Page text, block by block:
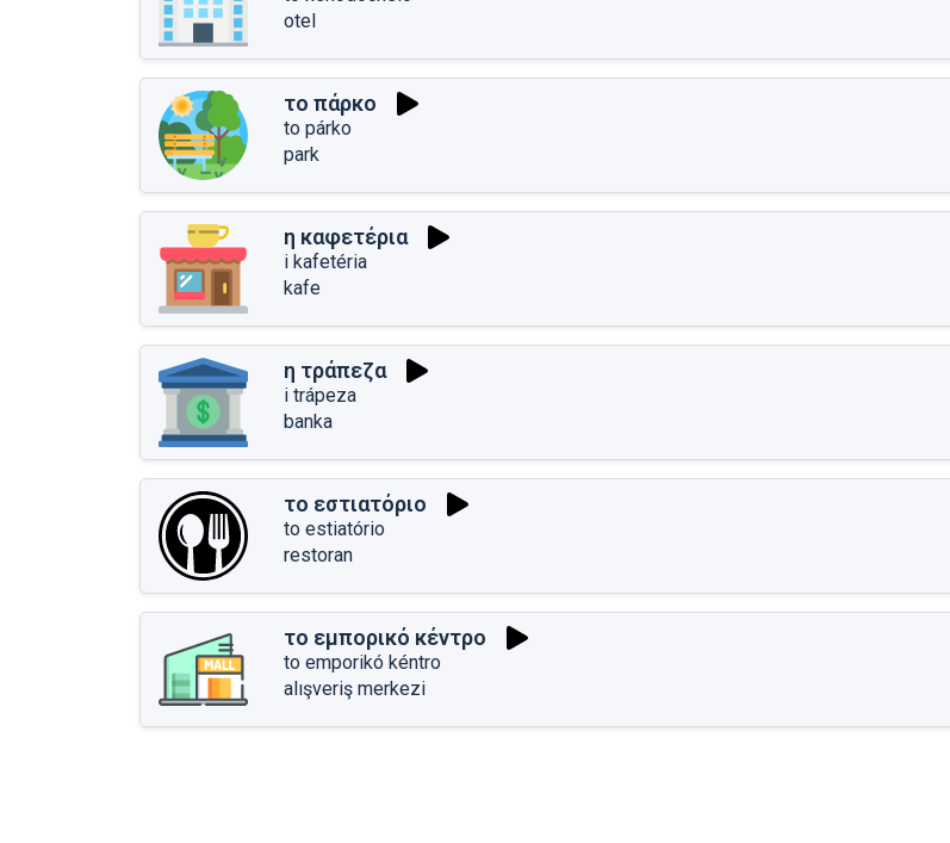
otel
το πάρκο
to párko
park
η καφετέρια
i kafetéria
kafe
η τράπεζα
i trápeza
banka
το εστιατόριο
to estiatório
restoran
το εμπορικό κέντρο
to emporikó kéntro
alışveriş merkezi